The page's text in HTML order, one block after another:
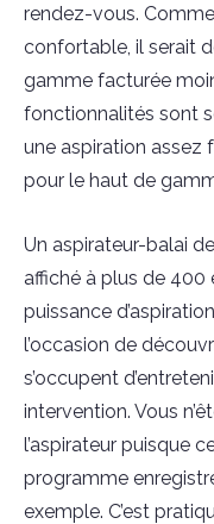
rendez-vous.
confortable, il serait
gamme facturée
fonctionnalités sont
une aspiration assez
pour le haut de
Un aspirateur-balai
affiché à plus de 400
puissance
l’occasion de
s’occupent
intervention. Vous
l’aspirateur puisque
programme
exemple. C’est